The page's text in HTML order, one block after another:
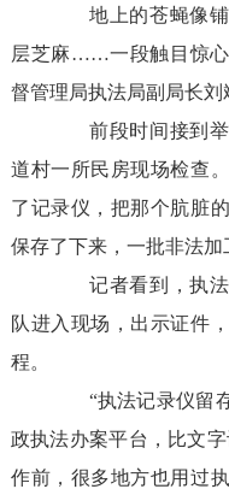
地上的苍蝇像铺
层芝麻……一段触目惊
督管理局执法局副局长刘
前段时间接到举
道村一所民房现场检查
了记录仪，把那个肮脏
保存了下来，一批非法加
记者看到，执法
队进入现场，出示证件
程。
“执法记录仪留存
政执法办案平台，比文
作前，很多地方也用过